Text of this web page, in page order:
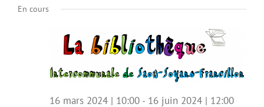
vues
une
En cours
16 mars 2024 | 10:00 - 16 juin 2024 | 12:00